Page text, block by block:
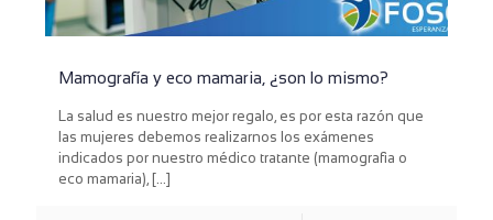
Mamografía y eco mamaria, ¿son lo mismo?
La salud es nuestro mejor regalo, es por esta razón que
las mujeres debemos realizarnos los exámenes
indicados por nuestro médico tratante (mamografìa o
eco mamaria), […]